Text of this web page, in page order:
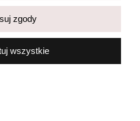
Zębowych Pudełko
zgody
wszystkie